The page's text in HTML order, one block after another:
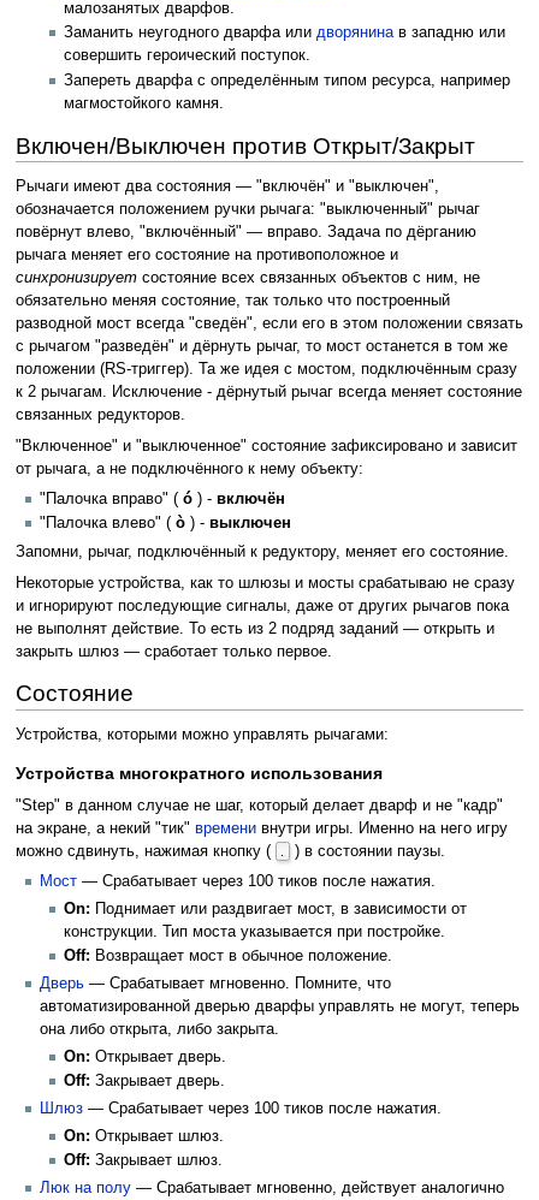
малозанятых дварфов.
Заманить неугодного дварфа илидворянинав западню или
совершить героический поступок.
Запереть дварфа с определённым типом ресурса, например
магмостойкого камня.
Включен/Выключен против Открыт/Закрыт
Рычаги имеют два состояния — "включён" и "выключен",
обозначается положением ручки рычага: "выключенный" рычаг
повёрнут влево, "включённый" — вправо. Задача по дёрганию
рычага меняет его состояние на противоположное и
синхронизируетсостояние всех связанных объектов с ним, не
обязательно меняя состояние, так только что построенный
разводной мост всегда "сведён", если его в этом положении связать
с рычагом "разведён" и дёрнуть рычаг, то мост останется в том же
положении (RS-триггер). Та же идея с мостом, подключённым сразу
к 2 рычагам. Исключение - дёрнутый рычаг всегда меняет состояние
связанных редукторов.
"Включенное" и "выключенное" состояние зафиксировано и зависит
от рычага, а не подключённого к нему объекту:
"Палочка вправо" ( ó ) - включён
"Палочка влево" ( ò ) - выключен
Запомни, рычаг, подключённый к редуктору, меняет его состояние.
Некоторые устройства, как то шлюзы и мосты срабатываю не сразу
и игнорируют последующие сигналы, даже от других рычагов пока
не выполнят действие. То есть из 2 подряд заданий — открыть и
закрыть шлюз — сработает только первое.
Состояние
Устройства, которыми можно управлять рычагами:
Устройства многократного использования
"Step" в данном случае не шаг, который делает дварф и не "кадр"
на экране, а некий "тик" временивнутри игры. Именно на него игру
можно сдвинуть, нажимая кнопку (
) в состоянии паузы.
Мост — Срабатывает через 100 тиков после нажатия.
On: Поднимает или раздвигает мост, в зависимости от
конструкции. Тип моста указывается при постройке.
Off: Возвращает мост в обычное положение.
Дверь — Срабатывает мгновенно. Помните, что
автоматизированной дверью дварфы управлять не могут, теперь
она либо открыта, либо закрыта.
On: Открывает дверь.
Off: Закрывает дверь.
Шлюз — Срабатывает через 100 тиков после нажатия.
On: Открывает шлюз.
Off: Закрывает шлюз.
Люк на полу — Срабатывает мгновенно, действует аналогично